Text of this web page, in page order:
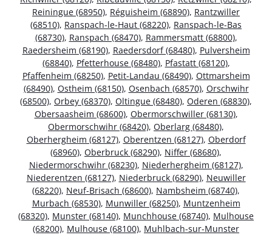
Reiningue (68950), Réguisheim (68890), Rantzwiller
(68510), Ranspach-le-Haut (68220), Ranspach-le-Bas
(68730), Ranspach (68470), Rammersmatt (68800),
Raedersheim (68190), Raedersdorf (68480), Pulversheim
(68840), Pfetterhouse (68480), Pfastatt (68120),
Pfaffenheim (68250), Petit-Landau (68490), Ottmarsheim
(68490), Ostheim (68150), Osenbach (68570), Orschwihr
(68500), Orbey (68370), Oltingue (68480), Oderen (68830),
Obersaasheim (68600), Obermorschwiller (68130),
Obermorschwihr (68420), Oberlarg (68480),
Oberhergheim (68127), Oberentzen (68127), Oberdorf
(68960), Oberbruck (68290), Niffer (68680),
Niedermorschwihr (68230), Niederhergheim (68127),
Niederentzen (68127), Niederbruck (68290), Neuwiller
(68220), Neuf-Brisach (68600), Nambsheim (68740),
Murbach (68530), Munwiller (68250), Muntzenheim
(68320), Munster (68140), Munchhouse (68740), Mulhouse
(68200), Mulhouse (68100), Muhlbach-sur-Munster